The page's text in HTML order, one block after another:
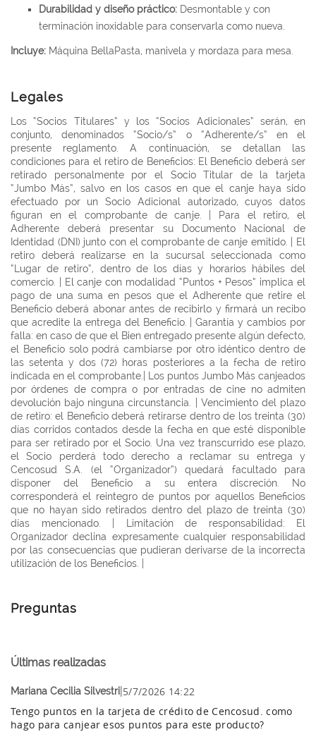
Durabilidad y diseño práctico: Desmontable y con
terminación inoxidable para conservarla como nueva.
Incluye: Máquina BellaPasta, manivela y mordaza para mesa.
Legales
Los “Socios Titulares” y los “Socios Adicionales” serán, en
conjunto, denominados “Socio/s” o “Adherente/s” en el
presente reglamento. A continuación, se detallan las
condiciones para el retiro de Beneficios: El Beneficio deberá ser
retirado personalmente por el Socio Titular de la tarjeta
“Jumbo Más”, salvo en los casos en que el canje haya sido
efectuado por un Socio Adicional autorizado, cuyos datos
figuran en el comprobante de canje. | Para el retiro, el
Adherente deberá presentar su Documento Nacional de
Identidad (DNI) junto con el comprobante de canje emitido. | El
retiro deberá realizarse en la sucursal seleccionada como
“Lugar de retiro”, dentro de los días y horarios hábiles del
comercio. | El canje con modalidad “Puntos + Pesos” implica el
pago de una suma en pesos que el Adherente que retire el
Beneficio deberá abonar antes de recibirlo y firmará un recibo
que acredite la entrega del Beneficio. | Garantía y cambios por
falla: en caso de que el Bien entregado presente algún defecto,
el Beneficio solo podrá cambiarse por otro idéntico dentro de
las setenta y dos (72) horas posteriores a la fecha de retiro
indicada en el comprobante.| Los puntos Jumbo Más canjeados
por órdenes de compra o por entradas de cine no admiten
devolución bajo ninguna circunstancia. | Vencimiento del plazo
de retiro: el Beneficio deberá retirarse dentro de los treinta (30)
días corridos contados desde la fecha en que esté disponible
para ser retirado por el Socio. Una vez transcurrido ese plazo,
el Socio perderá todo derecho a reclamar su entrega y
Cencosud S.A. (el “Organizador”) quedará facultado para
disponer del Beneficio a su entera discreción. No
corresponderá el reintegro de puntos por aquellos Beneficios
que no hayan sido retirados dentro del plazo de treinta (30)
días mencionado. | Limitación de responsabilidad: El
Organizador declina expresamente cualquier responsabilidad
por las consecuencias que pudieran derivarse de la incorrecta
utilización de los Beneficios. |
Preguntas
Últimas realizadas
Mariana Cecilia Silvestri 5/7/2026 14:22
Tengo puntos en la tarjeta de crédito de Cencosud. como
hago para canjear esos puntos para este producto?